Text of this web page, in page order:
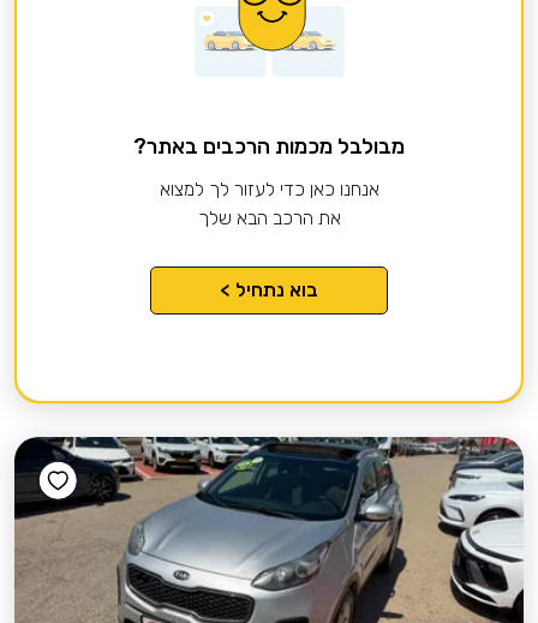
מבולבל מכמות הרכבים באתר?
אנחנו כאן כדי לעזור לך למצוא
את הרכב הבא שלך
בוא נתחיל >